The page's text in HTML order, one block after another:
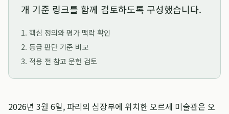
개 기준 링크를 함께 검토하도록 구성했습니다.
1. 핵심 정의와 평가 맥락 확인
2. 등급 판단 기준 비교
3. 적용 전 참고 문헌 검토
2026년 3월 6일, 파리의 심장부에 위치한 오르세 미술관은 오